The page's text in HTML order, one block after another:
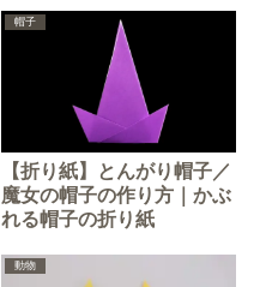
帽子
【折り紙】とんがり帽子／
魔女の帽子の作り方｜かぶ
れる帽子の折り紙
動物